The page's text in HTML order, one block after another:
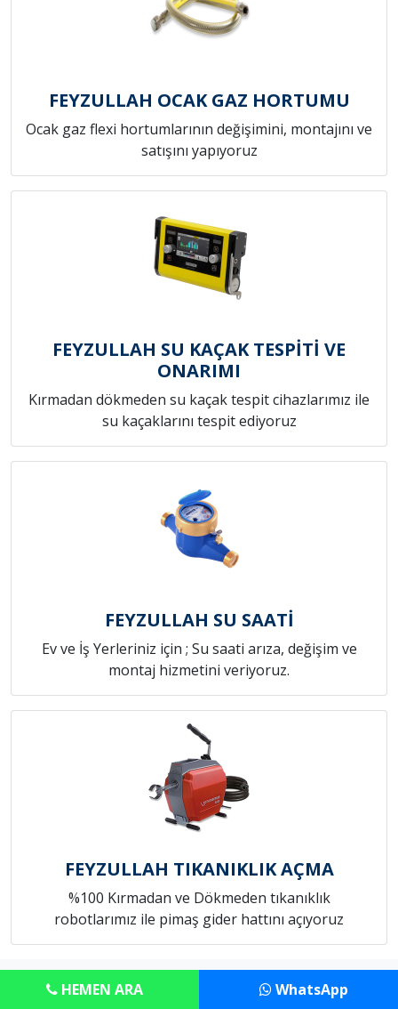
FEYZULLAH OCAK GAZ HORTUMU
Ocak gaz flexi hortumlarının değişimini, montajını ve
satışını yapıyoruz
FEYZULLAH SU KAÇAK TESPİTİ VE
ONARIMI
Kırmadan dökmeden su kaçak tespit cihazlarımız ile
su kaçaklarını tespit ediyoruz
FEYZULLAH SU SAATİ
Ev ve İş Yerleriniz için ; Su saati arıza, değişim ve
montaj hizmetini veriyoruz.
FEYZULLAH TIKANIKLIK AÇMA
%100 Kırmadan ve Dökmeden tıkanıklık
robotlarımız ile pimaş gider hattını açıyoruz
HEMEN ARA WhatsApp
Copyright © Anadolu Konut Tamircim